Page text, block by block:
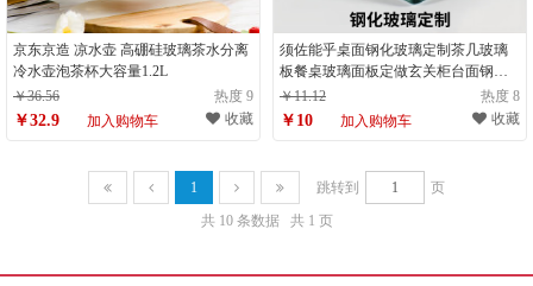
京东京造 凉水壶 高硼硅玻璃茶水分离
冷水壶泡茶杯大容量1.2L
￥36.56
热度 9
￥32.9 加入购物车 收藏
须佐能乎桌面钢化玻璃定制茶几玻璃
板餐桌玻璃面板定做玄关柜台面钢化
玻璃 【厚度8mm】钢化玻璃
￥11.12 热度 8
￥10 加入购物车 收藏
1 跳转到
页
共 10 条数据
共 1 页